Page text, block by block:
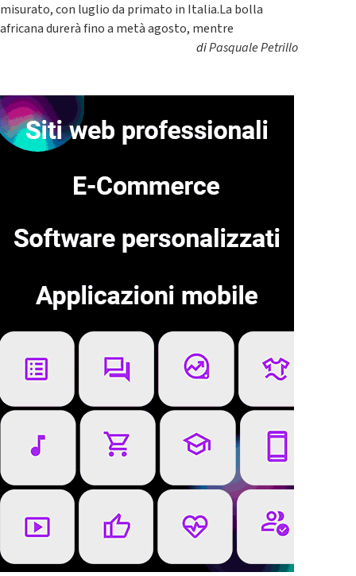
misurato, con luglio da primato in Italia.La bolla
africana durerà fino a metà agosto, mentre
diPasquale Petrillo